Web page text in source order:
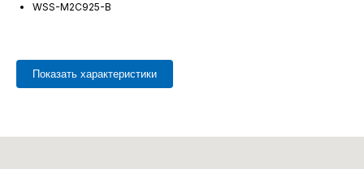
WSS-M2C925-B
Показать характеристики